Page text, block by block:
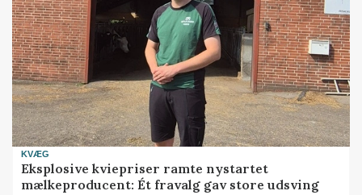
KVÆG
Eksplosive kviepriser ramte nystartet
mælkeproducent: Ét fravalg gav store udsving